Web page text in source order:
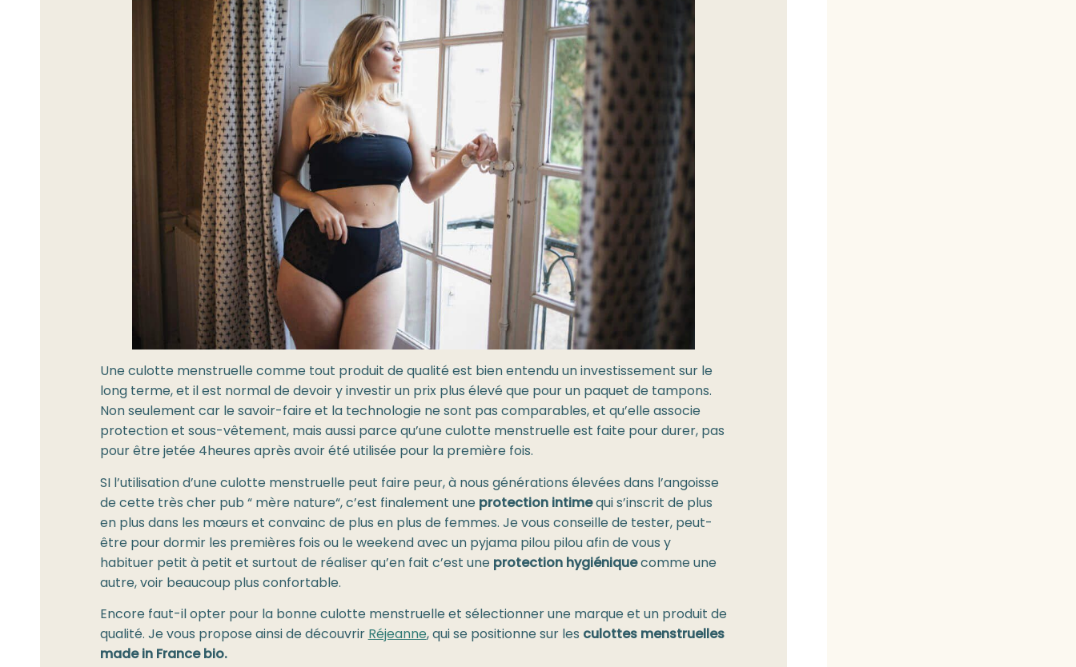
Une culotte menstruelle comme tout produit de qualité est bien entendu un investissement sur le
long terme, et il est normal de devoir y investir un prix plus élevé que pour un paquet de tampons.
Non seulement car le savoir-faire et la technologie ne sont pas comparables, et qu’elle associe
protection et sous-vêtement, mais aussi parce qu’une culotte menstruelle est faite pour durer, pas
pour être jetée 4heures après avoir été utilisée pour la première fois.
SI l’utilisation d’une culotte menstruelle peut faire peur, à nous générations élevées dans l’angoisse
de cette très cher pub “ mère nature“, c’est finalement uneprotection intimequi s’inscrit de plus
en plus dans les mœurs et convainc de plus en plus de femmes. Je vous conseille de tester, peut-
être pour dormir les premières fois ou le weekend avec un pyjama pilou pilou afin de vous y
habituer petit à petit et surtout de réaliser qu’en fait c’est uneprotection hygiéniquecomme une
autre, voir beaucoup plus confortable.
Encore faut-il opter pour la bonne culotte menstruelle et sélectionner une marque et un produit de
qualité. Je vous propose ainsi de découvrirRéjeanne, qui se positionne sur les culottes menstruelles
made in France bio.